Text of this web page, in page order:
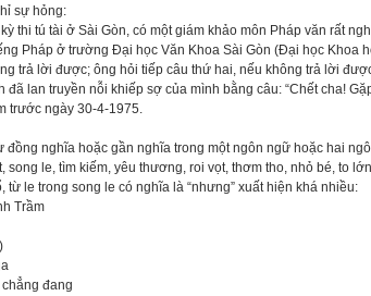
sự hỏng:
thi tú tài ở Sài Gòn, có một giám khảo môn Pháp văn rất
Pháp ở trường Đại học Văn Khoa Sài Gòn (Đại học Khoa
trả lời được; ông hỏi tiếp câu thứ hai, nếu không trả lời
lan truyền nỗi khiếp sợ của mình bằng câu: “Chết cha!
trước ngày 30-4-1975.
đồng nghĩa hoặc gần nghĩa trong một ngôn ngữ hoặc hai
song le, tìm kiếm, yêu thương, roi vọt, thơm tho, nhỏ bé, to
từ le trong song le có nghĩa là “nhưng” xuất hiện khá nhiều:
Trầm
đang